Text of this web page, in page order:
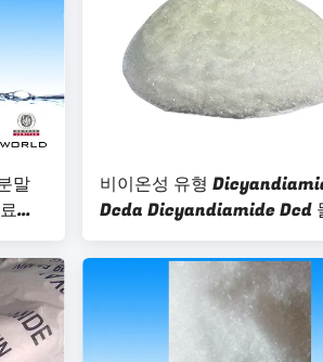
말
없
비이온성 유형
Dcda Dicyandiamide Dcd
화학물질